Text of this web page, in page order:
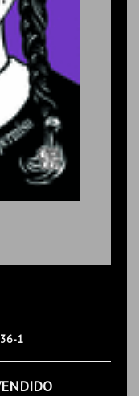
1